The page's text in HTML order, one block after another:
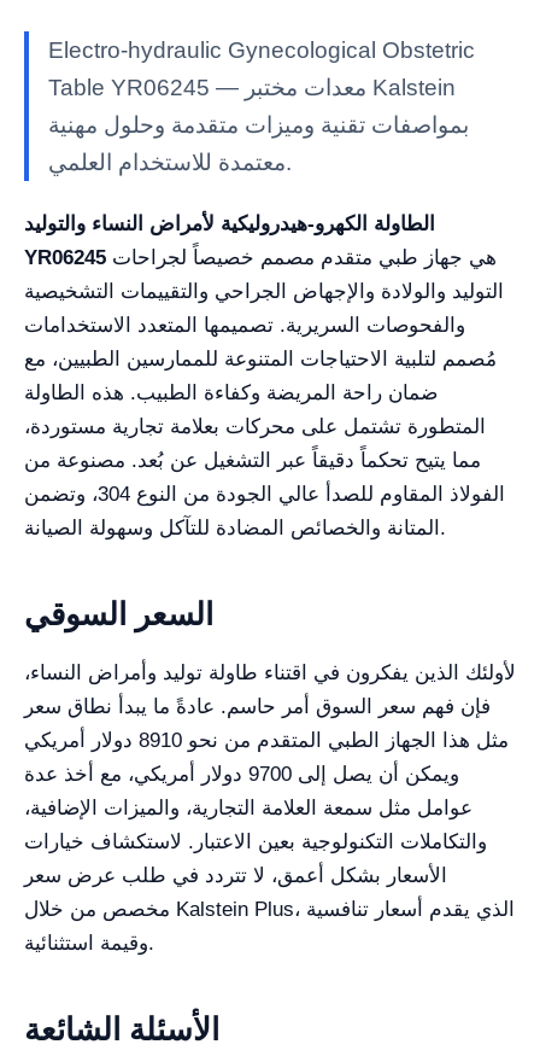
Electro-hydraulic Gynecological Obstetric
Table YR06245 — معدات مختبر Kalstein
بمواصفات تقنية وميزات متقدمة وحلول مهنية
معتمدة للاستخدام العلمي.
الطاولة الكهرو-هيدروليكية لأمراض النساء والتوليد
YR06245
التوليد والولادة والإجهاض الجراحي والتقييمات التشخيصية
والفحوصات السريرية. تصميمها المتعدد الاستخدامات
مُصمم لتلبية الاحتياجات المتنوعة للممارسين الطبيين، مع
ضمان راحة المريضة وكفاءة الطبيب. هذه الطاولة
المتطورة تشتمل على محركات بعلامة تجارية مستوردة،
مما يتيح تحكماً دقيقاً عبر التشغيل عن بُعد. مصنوعة من
الفولاذ المقاوم للصدأ عالي الجودة من النوع 304، وتضمن
المتانة والخصائص المضادة للتآكل وسهولة الصيانة.
السعر السوقي
لأولئك الذين يفكرون في اقتناء طاولة توليد وأمراض النساء،
فإن فهم سعر السوق أمر حاسم. عادةً ما يبدأ نطاق سعر
مثل هذا الجهاز الطبي المتقدم من نحو 8910 دولار أمريكي
ويمكن أن يصل إلى 9700 دولار أمريكي، مع أخذ عدة
عوامل مثل سمعة العلامة التجارية، والميزات الإضافية،
والتكاملات التكنولوجية بعين الاعتبار. لاستكشاف خيارات
الأسعار بشكل أعمق، لا تتردد في طلب عرض سعر
مخصص من خلال Kalstein Plus، الذي يقدم أسعار تنافسية
وقيمة استثنائية.
الأسئلة الشائعة